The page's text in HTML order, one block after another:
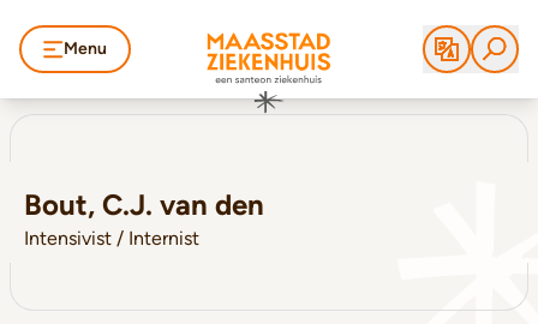
Menu
Bout, C.J. van den
Intensivist / Internist